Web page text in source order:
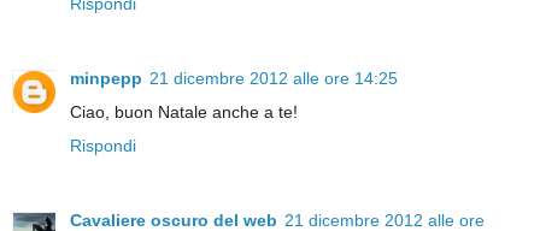
minpepp 21 dicembre 2012 alle ore 14:25
Ciao, buon Natale anche a te!
Rispondi
Cavaliere oscuro del web 21 dicembre 2012 alle ore